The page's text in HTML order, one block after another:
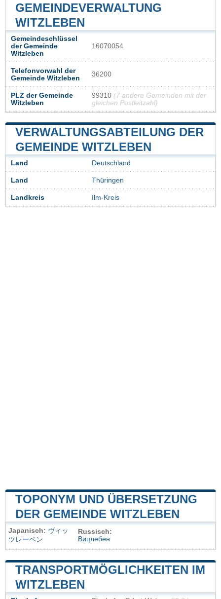
GEMEINDEVERWALTUNG
WITZLEBEN
Gemeindeschlüssel
der Gemeinde
Witzleben
16070054
Telefonvorwahl der
Gemeinde Witzleben
36200
PLZ der Gemeinde
Witzleben
99310 (7 andere Gemeinden mit der
gleichen Postleitzahl)
VERWALTUNGSABTEILUNG DER
GEMEINDE WITZLEBEN
Land Deutschland
Land Thüringen
Landkreis Ilm-Kreis
TOPONYM UND ÜBERSETZUNG
DER GEMEINDE WITZLEBEN
Japanisch: ヴィッ
ツレーベン
Russisch:
Вицлебен
TRANSPORTMÖGLICHKEITEN IM
WITZLEBEN